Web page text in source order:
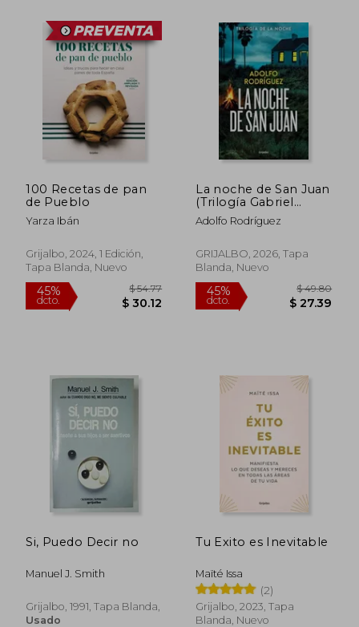
45%
dcto. $ 28.30
45%
dcto.
dcto. $ 30.12
45%
dcto.
100 Recetas de pan
de Pueblo
Yarza Ibán
Grijalbo, 2024, 1 Edición,
Tapa Blanda, Nuevo
La noche de San Juan
(Trilogía Gabriel
Somoza 1)
Adolfo Rodríguez
GRIJALBO, 2026, Tapa
Blanda, Nuevo
Si, Puedo Decir no
Manuel J. Smith
Grijalbo, 1991, Tapa Blanda,
Usado
Tu Exito es Inevitable
Maïté Issa
(2)
Grijalbo, 2023, Tapa
Blanda, Nuevo